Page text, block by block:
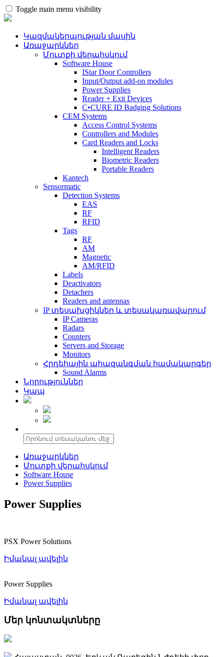
Toggle main menu visibility
Կազմակերպության մասին
Առաջարկներ
Մուտքի վերահսկում
Software House
IStar Door Controllers
Input/Output add-on modules
Power Supplies
Reader + Exit Devices
C•CURE ID Badging Solutions
CEM Systems
Access Control Systems
Controllers and Modules
Card Readers and Locks
Intelligent Readers
Biometric Readers
Portable Readers
Kantech
Sensormatic
Detection Systems
EAS
RF
RFID
Tags
RF
AM
Magnetic
AM/RFID
Labels
Deactivators
Detachers
Readers and antennas
IP տեսախցիկներ և տեսակառավարում
IP Cameras
Radars
Counters
Servers and Storage
Monitors
Հրդեհային ահազանգման համակարգեր
Sound Alarms
Նորություններ
Կապ
Առաջարկներ
Մուտքի վերահսկում
Software House
Power Supplies
Power Supplies
PSX Power Solutions
Իմանալ ավելին
Power Supplies
Իմանալ ավելին
Մեր կոնտակտները